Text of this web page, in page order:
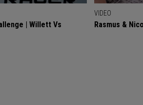
| Willett Vs
VIDEO
Rasmus &